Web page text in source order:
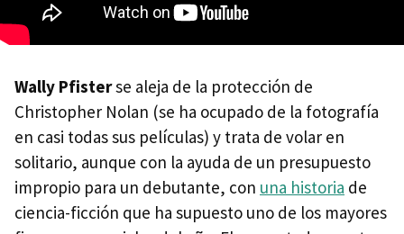
Wally Pfisterse aleja de la protección de
Christopher Nolan (se ha ocupado de la fotografía
en casi todas sus películas) y trata de volar en
solitario, aunque con la ayuda de un presupuesto
impropio para un debutante, con una historia de
ciencia-ficción que ha supuesto uno de los mayores